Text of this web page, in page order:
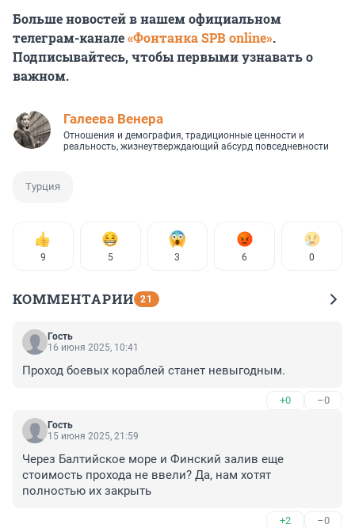
Больше новостей в нашем официальном
телеграм-канале«Фонтанка SPB online».
Подписывайтесь, чтобы первыми узнавать о
важном.
Галеева Венера
Отношения и демография, традиционные ценности и
реальность, жизнеутверждающий абсурд повседневности
Турция
9 5 3 6 0
КОММЕНТАРИИ 21
Гость
16 июня 2025, 10:41
Проход боевых кораблей станет невыгодным.
+0 –0
Гость
15 июня 2025, 21:59
Через Балтийское море и Финский залив еще
стоимость прохода не ввели? Да, нам хотят
полностью их закрыть
+2 –0